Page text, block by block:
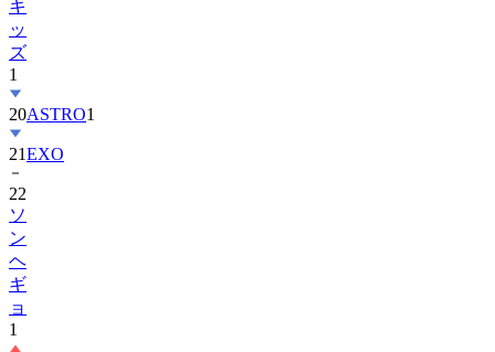
ズ
1
20
21EXO
22
ソ
ン
ヘ
ギ
ョ
1
23